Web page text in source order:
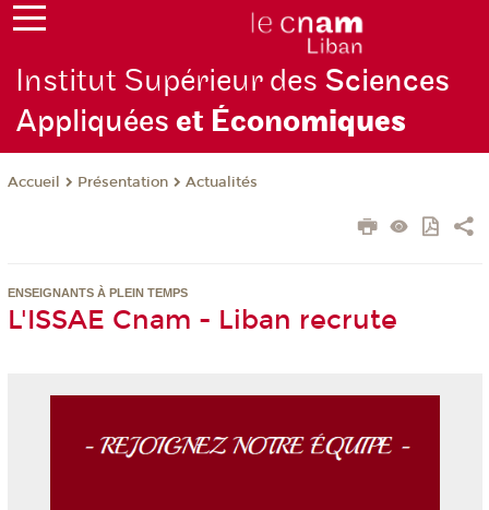
Institut Supérieur des Sciences
Appliquéeset Économiques
Accueil Présentation Actualités
ENSEIGNANTS À PLEIN TEMPS
L'ISSAE Cnam - Liban recrute